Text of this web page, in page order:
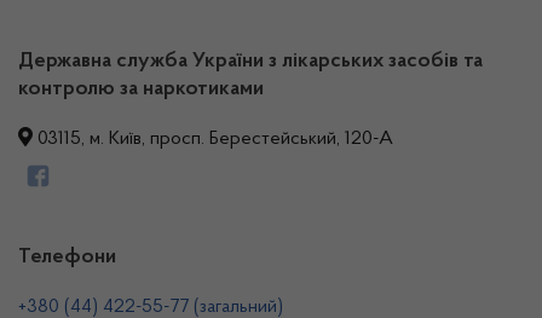
Державна служба України з лікарських засобів та
контролю за наркотиками
03115, м. Київ, просп. Берестейський, 120-А
Телефони
+380 (44) 422-55-77 (загальний)